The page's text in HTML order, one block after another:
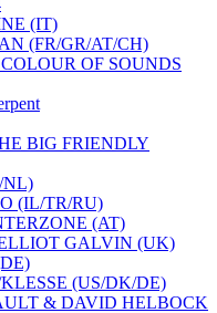
(IT)
(FR/GR/AT/CH)
OF SOUNDS
BIG FRIENDLY
NL)
(IL/TR/RU)
(AT)
GALVIN (UK)
(US/DK/DE)
& DAVID HELBOCK